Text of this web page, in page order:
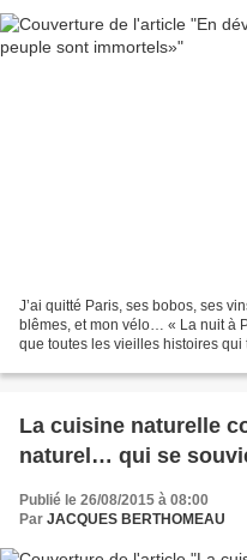
J’ai quitté Paris, ses bobos, ses
blêmes, et mon vélo… « La nuit à
que toutes les vieilles histoires
La cuisine naturelle
naturel… qui se
Publié le 26/08/2015 à 08:00
Par JACQUES BERTHOMEAU